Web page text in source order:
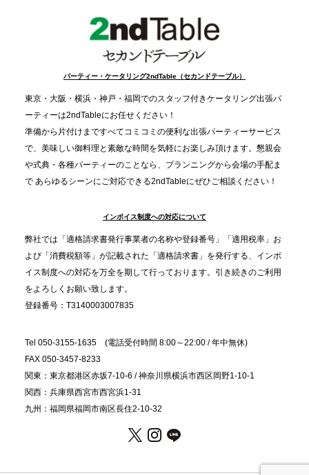
事提供を実施へ
TBS「Nスタ」で、2ndTable「1DISH」が紹介され
2025.11.21
プレスリリースのご案内｜忘年会は“移動時間ゼロ
分”の時代へ。法人注文が前年比5倍に伸びた「宅配
オードブル」が提案する、新しい乾杯文化
プレスリリースのご案内｜職場で完結する“忘年会・
納会ケータリング”が人気。幹事負担を軽減し、社内
コミュニケーションを促進
パーティー・ケータリング2ndTable（セカンドテーブル）
東京・大阪・横浜・神戸・福岡でのスタッフ付きケータリング出張パ
ーティーは2ndTableにお任せください！
準備から片付けまですべてコミコミの便利な出張パーティーサービス
で、美味しい御料理と素敵な時間を気軽にお楽しみ頂けます。懇親会
や式典・各種パーティーのことなら、プランニングから会場の手配ま
で あらゆるシーンにご対応できる2ndTableにぜひご相談ください！
インボイス制度への対応について
弊社では「適格請求書発行事業者の名称や登録番号」「適用税率」お
よび「消費税額等」が記載された「適格請求書」を発行する、インボ
イス制度への対応を万全を期して行っております。引き続きのご利用
をよろしくお願い致します。
登録番号：T3140003007835
Tel 050-3155-1635 (電話受付時間 8:00～22:00 / 年中無休)
FAX 050-3457-8233
関東：東京都港区赤坂7-10-6 / 神奈川県横浜市西区岡野1-10-1
関西：兵庫県西宮市西宮浜1-31
九州：福岡県福岡市南区長住2-10-32